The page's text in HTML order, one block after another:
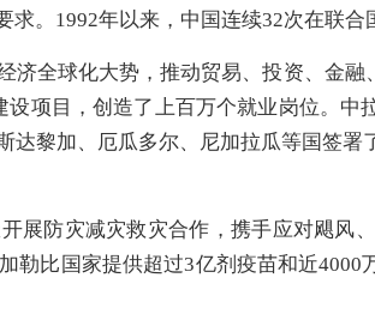
。1992年以来，中国连续32次在联合
全球化大势，推动贸易、投资、金融
项目，创造了上百万个就业岗位。
黎加、厄瓜多尔、尼加拉瓜等国签署
防灾减灾救灾合作，携手应对飓风
勒比国家提供超过3亿剂疫苗和近